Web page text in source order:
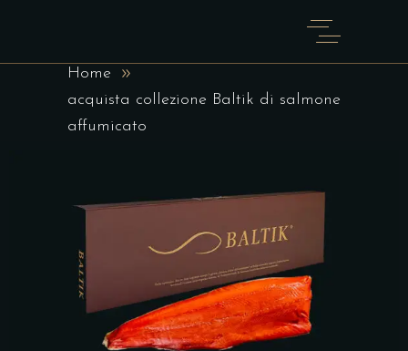
Home
acquista collezione Baltik di salmone
affumicato